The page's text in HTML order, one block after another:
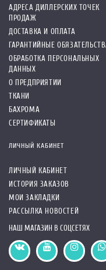
АДРЕСА ДИЛЛЕРСКИХ ТОЧЕК
ПРОДАЖ
ДОСТАВКА И ОПЛАТА
ГАРАНТИЙНЫЕ
ОБРАБОТКА ПЕРСОНАЛЬНЫХ
ДАННЫХ
О ПРЕДПРИЯТИИ
ТКАНИ
БАХРОМА
СЕРТИФИКАТЫ
ЛИЧНЫЙ КАБИНЕТ
ЛИЧНЫЙ КАБИНЕТ
ИСТОРИЯ ЗАКАЗОВ
МОИ ЗАКЛАДКИ
РАССЫЛКА НОВОСТЕЙ
НАШ МАГАЗИН В СОЦСЕТЯХ